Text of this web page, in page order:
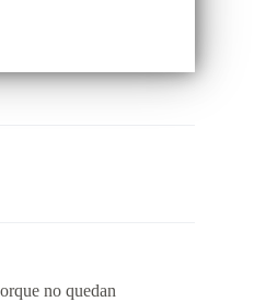
no quedan